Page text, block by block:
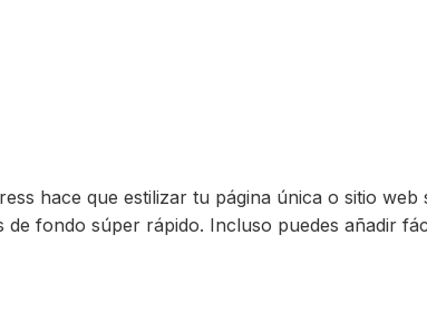
hace que estilizar tu página única o sitio
fondo súper rápido. Incluso puedes añadir